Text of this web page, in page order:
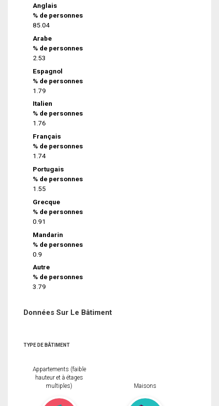
Anglais
% de personnes
85.04
Arabe
% de personnes
2.53
Espagnol
% de personnes
1.79
Italien
% de personnes
1.76
Français
% de personnes
1.74
Portugais
% de personnes
1.55
Grecque
% de personnes
0.91
Mandarin
% de personnes
0.9
Autre
% de personnes
3.79
Données Sur Le Bâtiment
TYPE DE BÂTIMENT
Appartements (faible
hauteur et à étages
multiples)
Maisons